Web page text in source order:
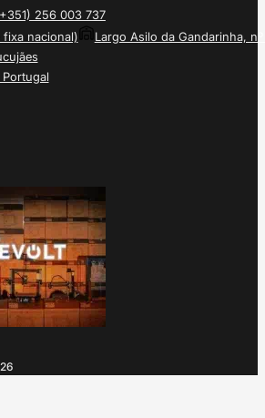
256 003 737
fixa nacional)
Largo Asilo da Gandarinha, nº